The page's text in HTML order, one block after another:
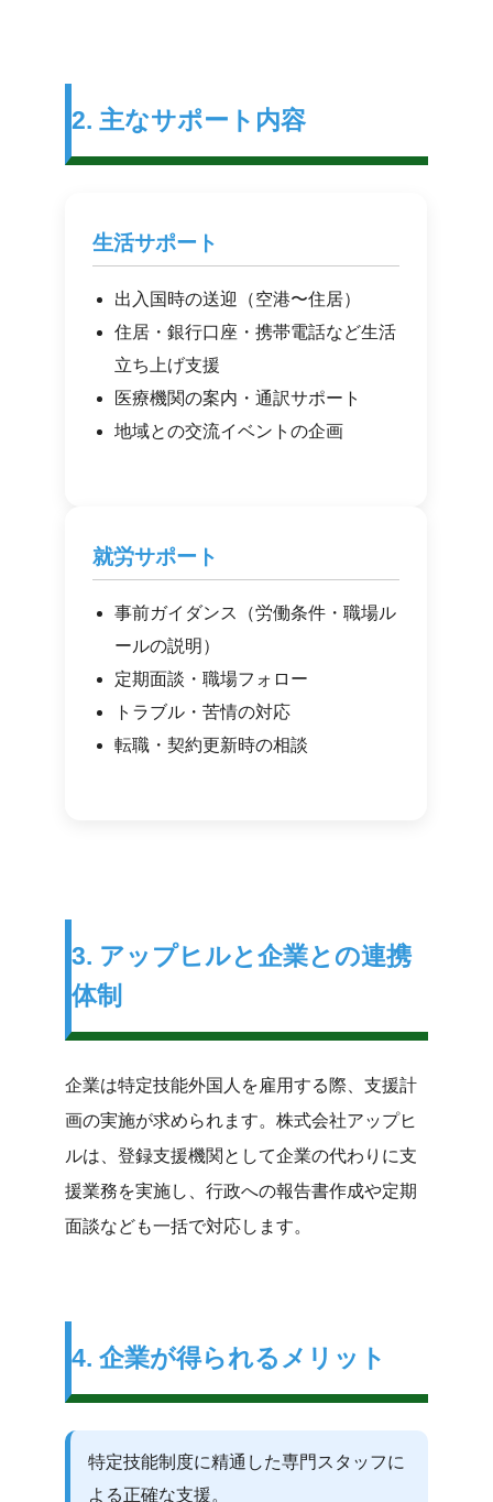
2. 主なサポート内容
生活サポート
出入国時の送迎（空港〜住居）
住居・銀行口座・携帯電話など生活
立ち上げ支援
医療機関の案内・通訳サポート
地域との交流イベントの企画
就労サポート
事前ガイダンス（労働条件・職場ル
ールの説明）
定期面談・職場フォロー
トラブル・苦情の対応
転職・契約更新時の相談
3. アップヒルと企業との連携
体制
企業は特定技能外国人を雇用する際、支援計
画の実施が求められます。株式会社アップヒ
ルは、登録支援機関として企業の代わりに支
援業務を実施し、行政への報告書作成や定期
面談なども一括で対応します。
4. 企業が得られるメリット
特定技能制度に精通した専門スタッフに
よる正確な支援。